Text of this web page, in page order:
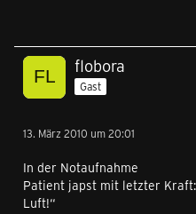
flobora
Gast
13. März 2010 um 20:01
In der Notaufnahme
Patient japst mit letzter
Luft!“